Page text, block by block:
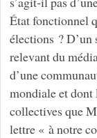
État fonctionnel
élections ?
relevant du
d’une
mondiale et dont
collectives que
lettre « à notre